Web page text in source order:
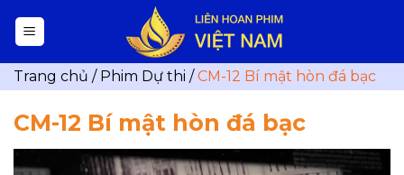
Trang chủ / Phim Dự thi /CM-12 Bí mật hòn đá bạc
CM-12 Bí mật hòn đá bạc